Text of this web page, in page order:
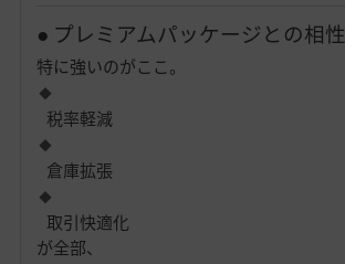
● プレミアムパッケージとの相性
特に強いのがここ。
税率軽減
倉庫拡張
取引快適化
が全部、